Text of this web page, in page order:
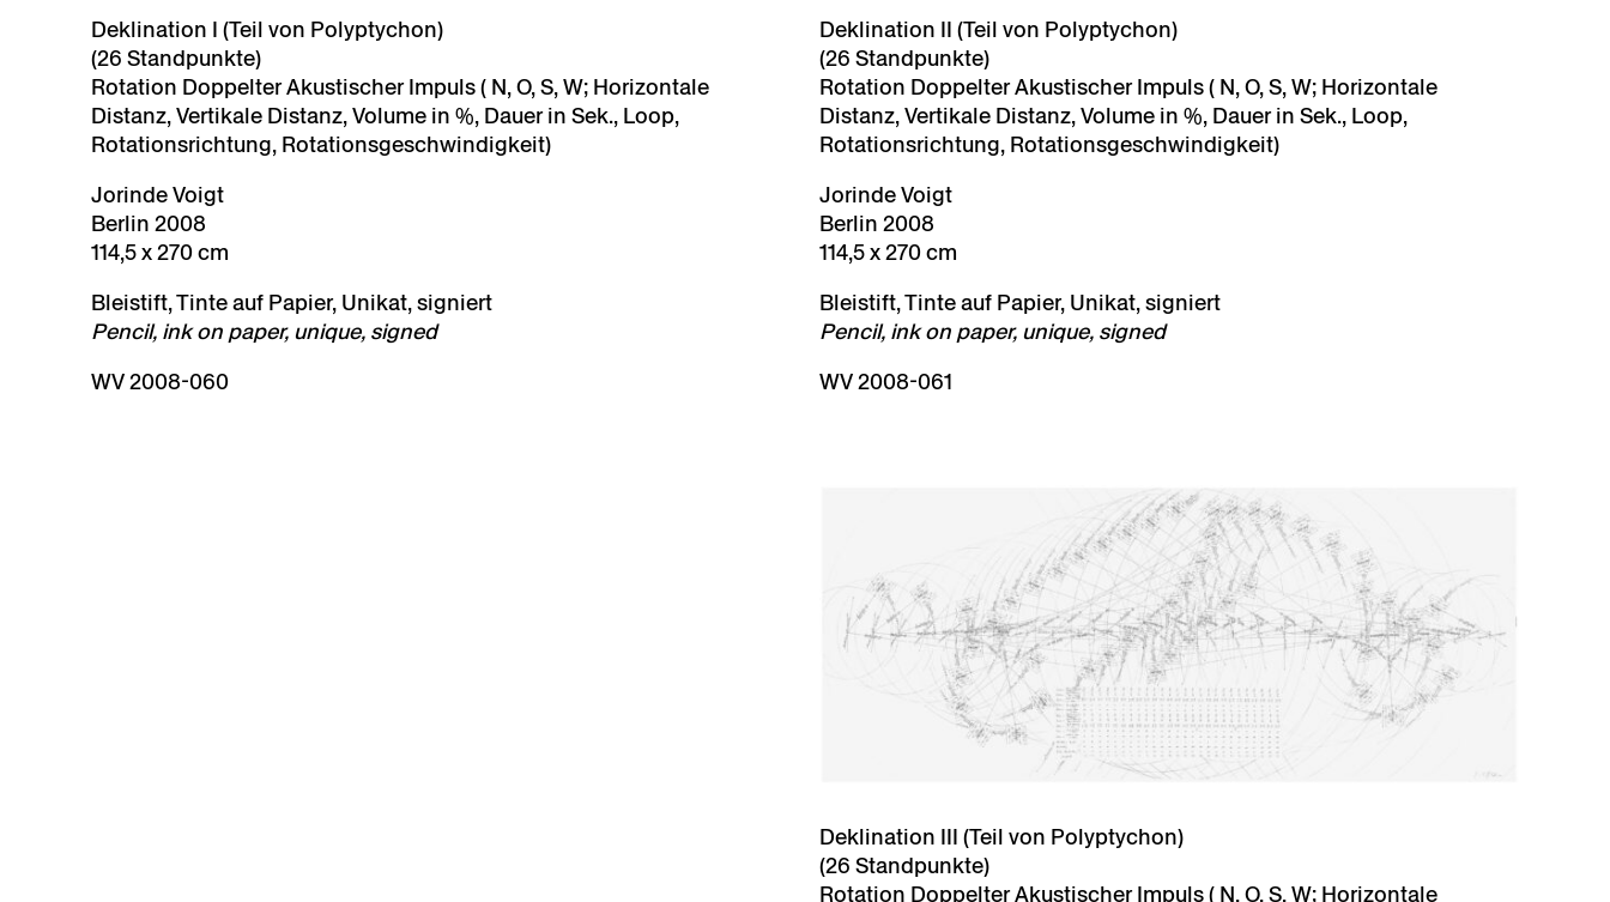
Deklination I (Teil von Polyptychon)
(26 Standpunkte)
Rotation Doppelter Akustischer Impuls ( N, O, S, W; Horizontale
Distanz, Vertikale Distanz, Volume in %, Dauer in Sek., Loop,
Rotationsrichtung, Rotationsgeschwindigkeit)
Jorinde Voigt
Berlin 2008
114,5 x 270 cm
Bleistift, Tinte auf Papier, Unikat, signiert
Pencil, ink on paper, unique, signed
WV 2008-060
Deklination II (Teil von Polyptychon)
(26 Standpunkte)
Rotation Doppelter Akustischer Impuls ( N, O, S, W; Horizontale
Distanz, Vertikale Distanz, Volume in %, Dauer in Sek., Loop,
Rotationsrichtung, Rotationsgeschwindigkeit)
Jorinde Voigt
Berlin 2008
114,5 x 270 cm
Bleistift, Tinte auf Papier, Unikat, signiert
Pencil, ink on paper, unique, signed
WV 2008-061
Deklination III (Teil von Polyptychon)
(26 Standpunkte)
Rotation Doppelter Akustischer Impuls ( N, O, S, W; Horizontale